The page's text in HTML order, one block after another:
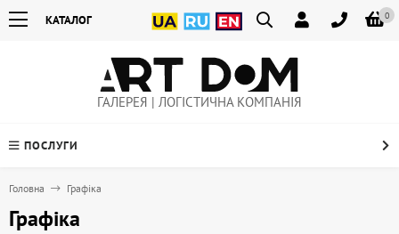
0
КАТАЛОГ
ГАЛЕРЕЯ | ЛОГІСТИЧНА КОМПАНІЯ
ПОСЛУГИ
Головна Графіка
Графіка